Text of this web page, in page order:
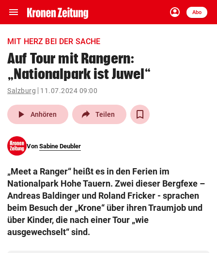
menu Navigation
ein-/ausklappen
account_circle
Anmelden
Abo
close Schließen
account_circle Anmelden
pin_drop
Wien arrow_right
search
eingeben
© Krone Multimedia GmbH & Co KG 2026
Muthgasse 2, 1190 Wien
MIT HERZ BEI DER SACHE
Auf Tour mit Rangern:
„Nationalpark ist Juwel“
Salzburg 11.07.2024 09:00
play_arrow Anhören Teilen
Von Sabine Deubler
„Meet a Ranger“ heißt es in den Ferien im
Nationalpark Hohe Tauern. Zwei dieser Bergfexe –
Andreas Baldinger und Roland Fricker - sprachen
beim Besuch der „Krone“ über ihren Traumjob und
über Kinder, die nach einer Tour „wie
ausgewechselt“ sind.